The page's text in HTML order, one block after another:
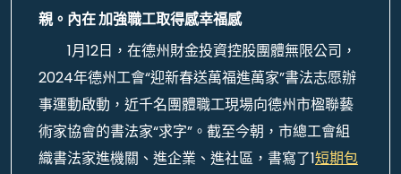
親。內在 加強職工取得感幸福感
1月12日，在德州財金投資控股團體無限公司，
2024年德州工會“迎新春送萬福進萬家”書法志愿辦
事運動啟動，近千名團體職工現場向德州市楹聯藝
術家協會的書法家“求字”。截至今朝，市總工會組
織書法家進機關、進企業、進社區，書寫了1短期包